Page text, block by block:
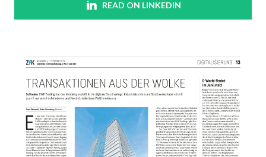
READ ON LINKEDIN